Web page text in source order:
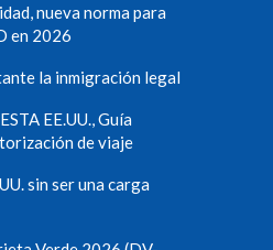
nueva norma para
en 2026
la inmigración legal
EE.UU., Guía
de viaje
sin ser una carga